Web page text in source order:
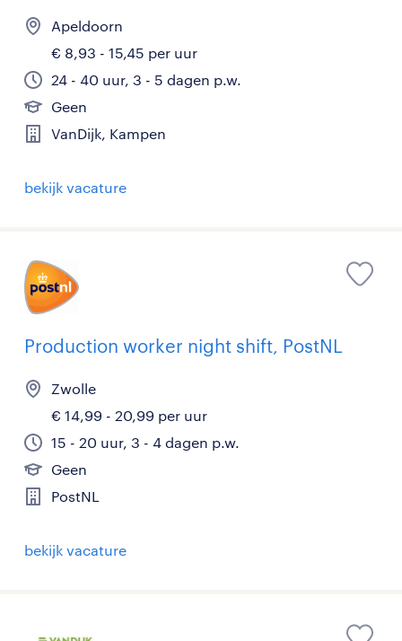
Apeldoorn
€ 8,93 - 15,45 per uur
24 - 40 uur, 3 - 5 dagen p.w.
Geen
VanDijk, Kampen
bekijk vacature
Production worker night shift, PostNL
Zwolle
€ 14,99 - 20,99 per uur
15 - 20 uur, 3 - 4 dagen p.w.
Geen
PostNL
bekijk vacature